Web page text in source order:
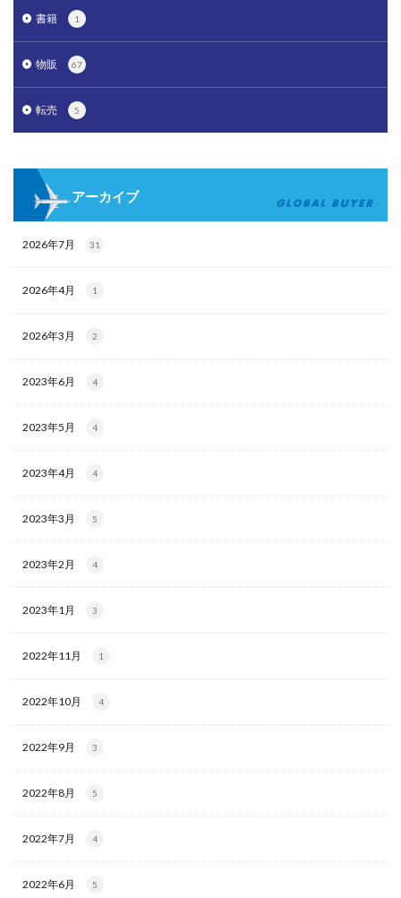
書籍 1
物販 67
転売 5
アーカイブ
2026年7月 31
2026年4月 1
2026年3月 2
2023年6月 4
2023年5月 4
2023年4月 4
2023年3月 5
2023年2月 4
2023年1月 3
2022年11月 1
2022年10月 4
2022年9月 3
2022年8月 5
2022年7月 4
2022年6月 5